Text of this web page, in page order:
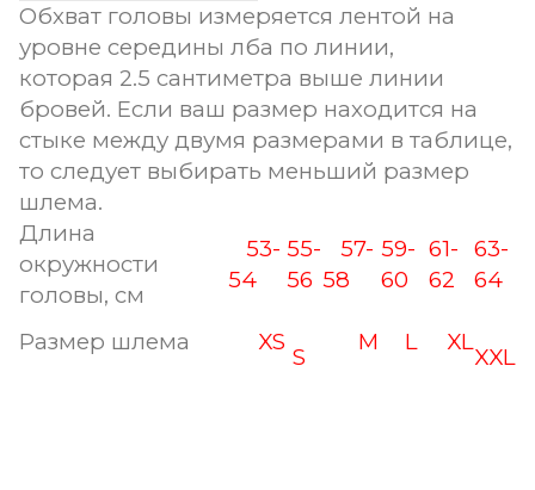
Обхват головы измеряется лентой на
уровне середины лба по линии,
которая 2.5 сантиметра выше линии
бровей. Если ваш размер находится на
стыке между двумя размерами в таблице,
то следует выбирать меньший размер
шлема.
Длина
окружности
головы, см
53-
54
55-
56
57-
58
59-
60
61-
62
63-
64
Размер шлема XS
S
M L XL
XXL